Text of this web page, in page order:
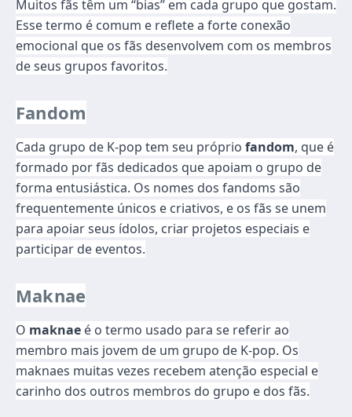
Muitos fãs têm um “bias” em cada grupo que gostam.
Esse termo é comum e reflete a forte conexão
emocional que os fãs desenvolvem com os membros
de seus grupos favoritos.
Fandom
Cada grupo de K-pop tem seu próprio fandom, que é
formado por fãs dedicados que apoiam o grupo de
forma entusiástica. Os nomes dos fandoms são
frequentemente únicos e criativos, e os fãs se unem
para apoiar seus ídolos, criar projetos especiais e
participar de eventos.
Maknae
O maknae é o termo usado para se referir ao
membro mais jovem de um grupo de K-pop. Os
maknaes muitas vezes recebem atenção especial e
carinho dos outros membros do grupo e dos fãs.